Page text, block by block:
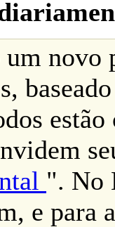
um
". No
e para